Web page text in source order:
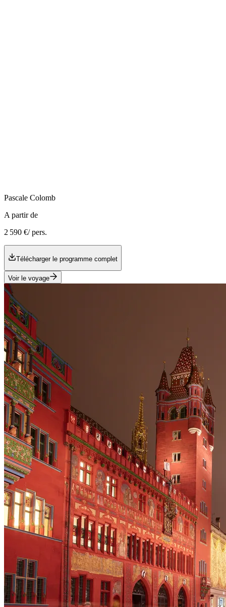
Pascale Colomb
A partir de
2 590 €/ pers.
Télécharger le programme complet
Voir le voyage